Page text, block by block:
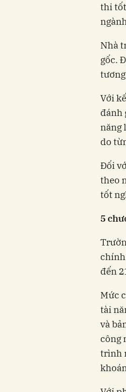
thi
Nhà
gốc.
Với
đánh
năng
do
Đối
theo
tốt
5
chính
đến
Mức
tài
và
công
trình